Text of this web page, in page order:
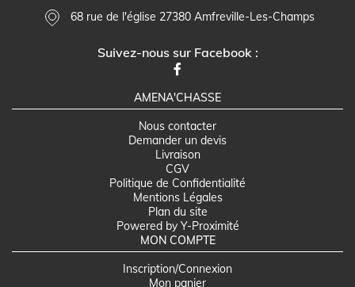
68 rue de l'église 27380 Amfreville-Les-Champs
Suivez-nous sur Facebook :
AMENA'CHASSE
Nous contacter
Demander un devis
Livraison
CGV
Politique de Confidentialité
Mentions Légales
Plan du site
Powered by Y-Proximité
MON COMPTE
Inscription/Connexion
Mon panier